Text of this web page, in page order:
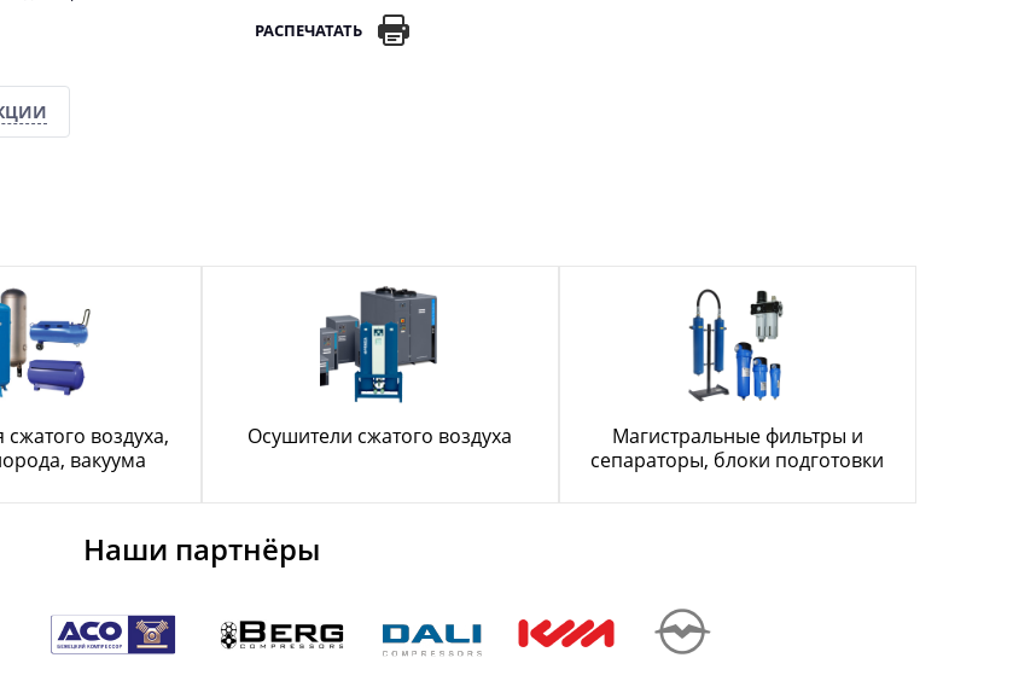
РАСПЕЧАТАТЬ
воздуха,
вакуума
Осушители сжатого воздуха
Магистральные фильтры и
сепараторы, блоки подготовки
Наши партнёры